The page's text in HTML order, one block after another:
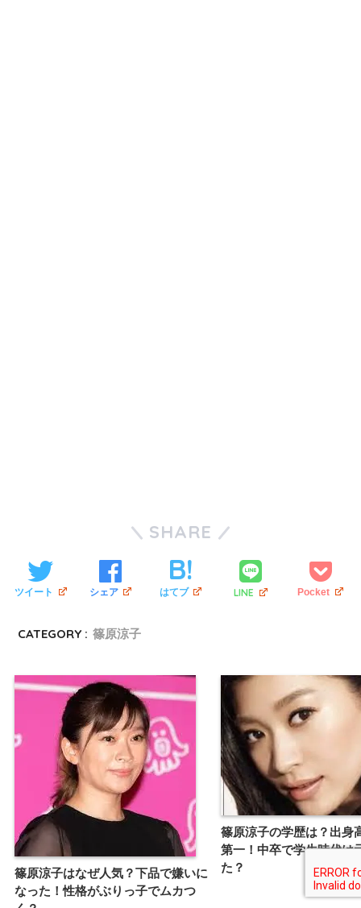
SHARE
ツイート シェア はてブ LINE Pocket
CATEGORY : 篠原涼子
篠原涼子はなぜ人気？下品で嫌いに
なった！性格がぶりっ子でムカつ
篠原涼子の学歴は？出身
第一！中卒で学生時代は
た？